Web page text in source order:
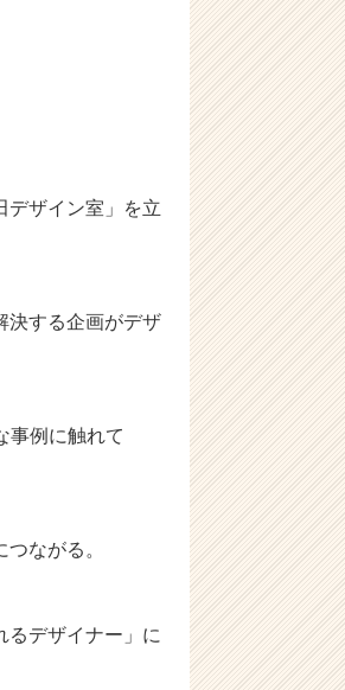
デザイン室」を立
する企画がデザ
事例に触れて
ながる。
デザイナー」に